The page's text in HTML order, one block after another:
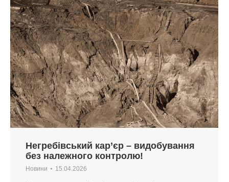
Негребівський кар’єр – видобування
без належного контролю!
Новини 15.04.2026